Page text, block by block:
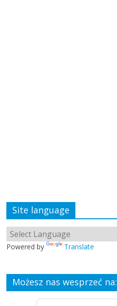
Site language
Powered by Translate
Możesz nas wesprzeć na: